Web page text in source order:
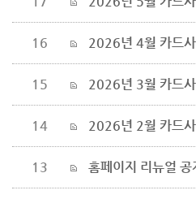
16
15
14
13 홈페이지 리뉴얼 공